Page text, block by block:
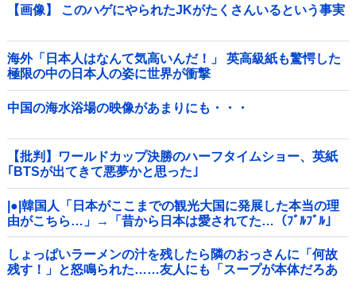
【画像】 このハゲにやられたJKがたくさんいるという事実
海外「日本人はなんて気高いんだ！」 英高級紙も驚愕した
極限の中の日本人の姿に世界が衝撃
中国の海水浴場の映像があまりにも・・・
【批判】ワールドカップ決勝のハーフタイムショー、英紙
｢BTSが出てきて悪夢かと思った｣
|●|韓国人「日本がここまでの観光大国に発展した本当の理
由がこちら…」→「昔から日本は愛されてた…（ﾌﾞﾙﾌﾞﾙ」
＝韓国の反応
しょっぱいラーメンの汁を残したら隣のおっさんに「何故
残す！」と怒鳴られた……友人にも「スープが本体だろあ